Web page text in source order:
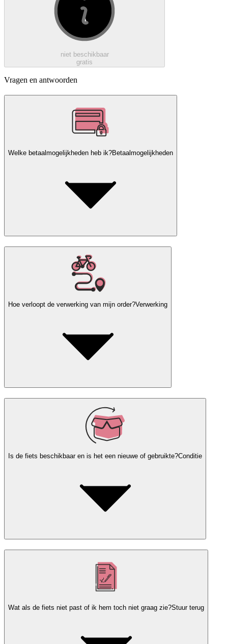
niet beschikbaar
gratis
Vragen en antwoorden
Welke betaalmogelijkheden heb ik?Betaalmogelijkheden
Hoe verloopt de verwerking van mijn order?Verwerking
Is de fiets beschikbaar en is het een nieuwe of gebruikte?Conditie
Wat als de fiets niet past of ik hem toch niet graag zie?Stuur terug